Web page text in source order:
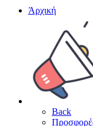
Άρχική
Back